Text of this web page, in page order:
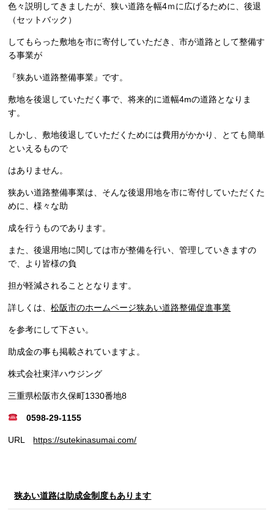
色々説明してきましたが、狭い道路を幅4ｍに広げるために、後退
（セットバック）
してもらった敷地を市に寄付していただき、市が道路として整備す
る事業が
『狭あい道路整備事業』です。
敷地を後退していただく事で、将来的に道幅4mの道路となりま
す。
しかし、敷地後退していただくためには費用がかかり、とても簡単
といえるもので
はありません。
狭あい道路整備事業は、そんな後退用地を市に寄付していただくた
めに、様々な助
成を行うものであります。
また、後退用地に関しては市が整備を行い、管理していきますの
で、より皆様の負
担が軽減されることとなります。
詳しくは、松阪市のホームページ狭あい道路整備促進事業
を参考にして下さい。
助成金の事も掲載されていますよ。
株式会社東洋ハウジング
三重県松阪市久保町1330番地8
0598-29-1155
URL https://sutekinasumai.com/
狭あい道路は助成金制度もあります